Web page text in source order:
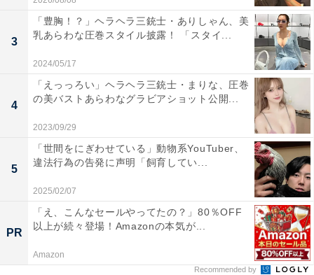
3
「豊胸！？」ヘラヘラ三銃士・ありしゃん、美
乳あらわな圧巻スタイル披露！ 「スタイ...
2024/05/17
4
「えっっろい」ヘラヘラ三銃士・まりな、圧巻
の美バストあらわなグラビアショット公開...
2023/09/29
5
「世間をにぎわせている」動物系YouTuber、
違法行為の告発に声明「飼育してい...
2025/02/07
PR
「え、こんなセールやってたの？」80％OFF
以上が続々登場！Amazonの本気が...
Amazon
Recommended by